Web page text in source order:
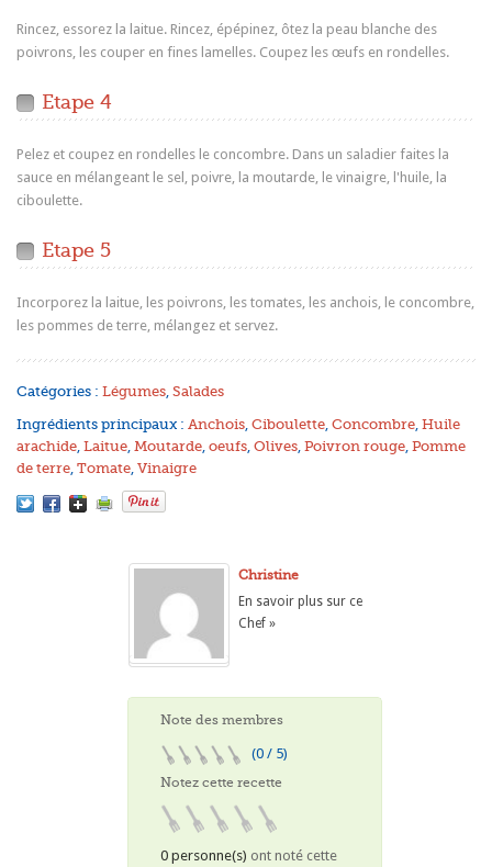
Rincez, essorez la laitue. Rincez, épépinez, ôtez la peau blanche des
poivrons, les couper en fines lamelles. Coupez les œufs en rondelles.
Etape 4
Pelez et coupez en rondelles le concombre. Dans un saladier faites la
sauce en mélangeant le sel, poivre, la moutarde, le vinaigre, l'huile, la
ciboulette.
Etape 5
Incorporez la laitue, les poivrons, les tomates, les anchois, le concombre,
les pommes de terre, mélangez et servez.
Catégories :Légumes,Salades
Ingrédients principaux :Anchois,Ciboulette,Concombre,Huile
arachide,Laitue,Moutarde,oeufs,Olives,Poivron rouge,Pomme
de terre,Tomate,Vinaigre
Christine
En savoir plus sur ce
Chef »
Note des membres
(0 / 5)
Notez cette recette
0 personne(s) ont noté cette